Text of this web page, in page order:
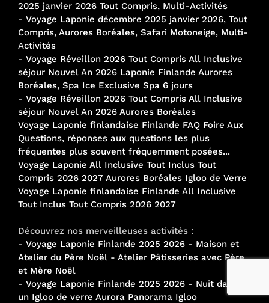
2025 janvier 2026 Tout Compris, Multi-Activités
- Voyage Laponie décembre 2025 janvier 2026, Tout
Compris, Aurores Boréales, Safari Motoneige, Multi-
Activités
- Voyage Réveillon 2026 Tout Compris All Inclusive
séjour Nouvel An 2026 Laponie Finlande Aurores
Boréales, Spa Ice Exclusive Spa 6 jours
- Voyage Réveillon 2026 Tout Compris All Inclusive
séjour Nouvel An 2026 Aurores Boréales
Voyage Laponie finlandaise Finlande FAQ Foire Aux
Questions, réponses aux questions les plus
fréquentes plus souvent fréquemment posées...
Voyage Laponie All Inclusive Tout Inclus Tout
Compris 2026 2027 Aurores Boréales Igloo de Verre
Voyage Laponie finlandaise Finlande All Inclusive
Tout Inclus Tout Compris 2026 2027
Découvrez nos merveilleuses activités :
- Voyage Laponie Finlande 2025 2026 - Maison et
Atelier du Père Noël - Atelier Pâtisseries avec Père
et Mère Noël
- Voyage Laponie Finlande 2025 2026 - Nuit dans
un Igloo de verre Aurora Panorama Igloo